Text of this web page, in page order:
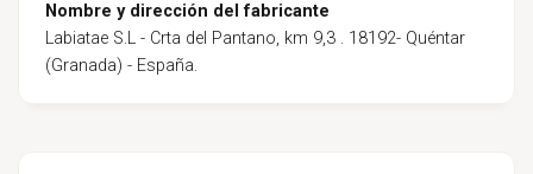
Nombre y dirección del fabricante
Labiatae S.L - Crta del Pantano, km 9,3 . 18192- Quéntar
(Granada) - España.